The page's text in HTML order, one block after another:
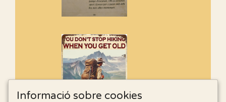
Informació sobre cookies